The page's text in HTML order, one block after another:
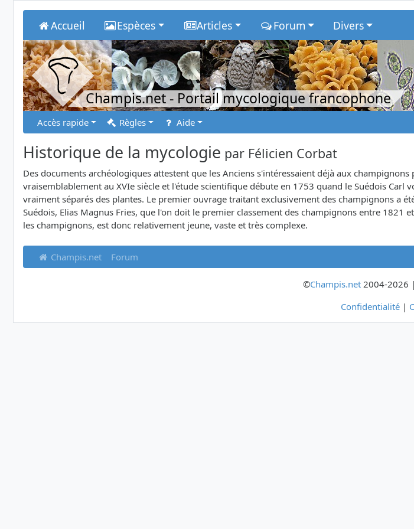
Accueil Espèces Articles Forum Divers
Champis.net- Portail mycologique francophone
Accès rapide Règles Aide
Historique de la mycologie par Félicien Corbat
Des documents archéologiques attestent que les Anciens s'intéressaient déjà aux
vraisemblablement au XVIe siècle et l'étude scientifique débute en 1753 quand le Suédois Carl
vraiment séparés des plantes. Le premier ouvrage traitant exclusivement des champignons a
Suédois, Elias Magnus Fries, que l'on doit le premier classement des champignons entre
les champignons, est donc relativement jeune, vaste et très complexe.
Champis.net Forum
©Champis.net2004-2026 |
Confidentialité |